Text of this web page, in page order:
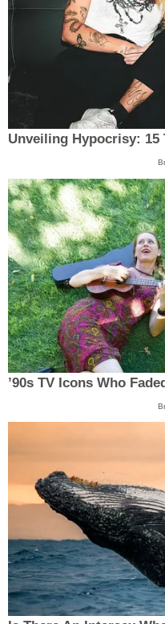
Unveiling Hypocrisy: 15
’90s TV Icons Who